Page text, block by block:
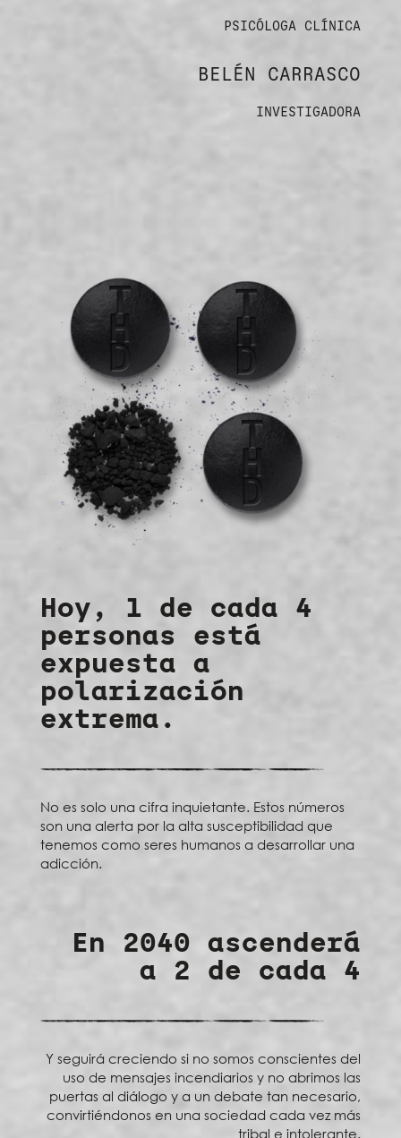
PSICÓLOGA CLÍNICA
BELÉN CARRASCO
INVESTIGADORA
Hoy, 1 de cada 4
personas está
expuesta a
polarización
extrema.
No es solo una cifra inquietante. Estos números
son una alerta por la alta susceptibilidad que
tenemos como seres humanos a desarrollar una
adicción.
En 2040 ascenderá
a 2 de cada 4
Y seguirá creciendo si no somos conscientes del
uso de mensajes incendiarios y no abrimos las
puertas al diálogo y a un debate tan necesario,
convirtiéndonos en una sociedad cada vez más
tribal e intolerante.